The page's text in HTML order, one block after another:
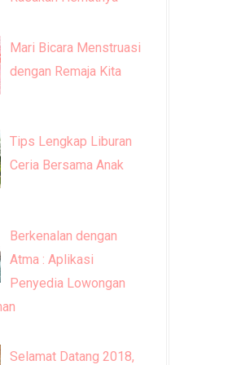
Mari Bicara Menstruasi
dengan Remaja Kita
Tips Lengkap Liburan
Ceria Bersama Anak
Berkenalan dengan
Atma : Aplikasi
Penyedia Lowongan
Selamat Datang 2018,